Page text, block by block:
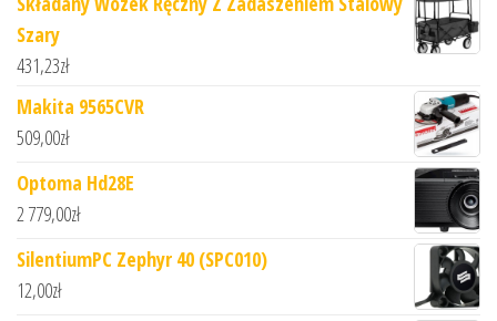
Szary
431,23zł
Makita 9565CVR
509,00zł
Optoma Hd28E
2 779,00zł
SilentiumPC Zephyr 40 (SPC010)
12,00zł